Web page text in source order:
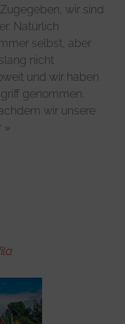
wir sind
Natürlich
selbst, aber
nicht
und wir haben
genommen.
wir unsere
»